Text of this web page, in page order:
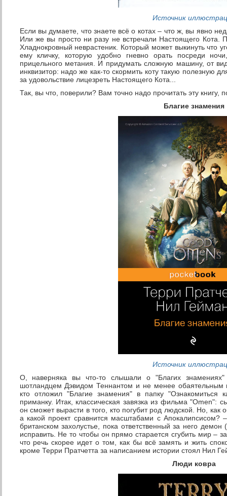
Источник
Если вы думаете, что знаете всё о котах – что ж, вы явно
Или же вы просто ни разу не встречали Настоящего Кота.
Хладнокровный неврастеник. Который может выкинуть что
ему кличку, которую удобно гневно орать посреди
прицельного метания. И придумать сложную машину, от
инквизитор: надо же как-то скормить коту такую полезную
за удовольствие лицезреть Настоящего Кота...
Так, вы что, поверили? Вам точно надо прочитать эту книгу,
Благие знамения
Источник
О, наверняка вы что-то слышали о "Благих
шотландцем Дэвидом Теннантом и не менее
кто отложил "Благие знамения" в папку "Ознакомиться
приманку. Итак, классическая завязка из фильма "Omen":
он сможет вырасти в того, кто погубит род людской. Но,
а какой проект сравнится масштабами с Апокалипсисом?
британском захолустье, пока ответственный за него
исправить. Не то чтобы он прямо старается сгубить мир –
что речь скорее идет о том, как бы всё замять и жить
кроме Терри Пратчетта за написанием истории стоял Нил
Люди ковра